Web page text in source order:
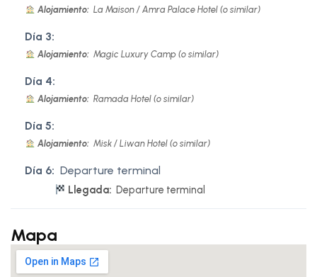
Alojamiento: La Maison / Amra Palace Hotel (o similar)
Día 3:
Alojamiento: Magic Luxury Camp (o similar)
Día 4:
Alojamiento: Ramada Hotel (o similar)
Día 5:
Alojamiento: Misk / Liwan Hotel (o similar)
Día 6: Departure terminal
Llegada: Departure terminal
Mapa